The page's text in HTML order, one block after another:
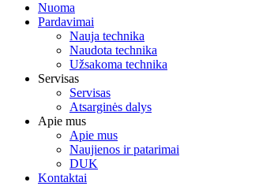
Nuoma
Pardavimai
Nauja technika
Naudota technika
Užsakoma technika
Servisas
Servisas
Atsarginės dalys
Apie mus
Apie mus
Naujienos ir patarimai
DUK
Kontaktai